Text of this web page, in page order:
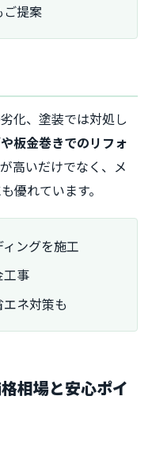
ご提案
化、塗装では対処し
板金巻きでのリフォ
高いだけでなく、メ
優れています。
ングを施工
工事
ネ対策も
相場と安心ポイ